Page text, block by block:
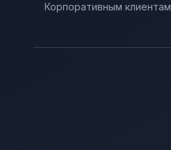
Корпоративным клиентам